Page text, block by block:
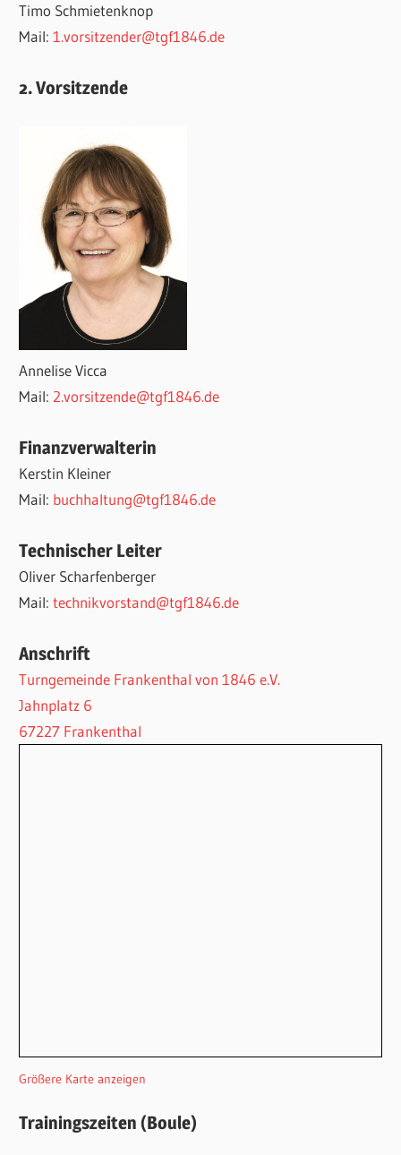
Timo Schmietenknop
Mail:1.vorsitzender@tgf1846.de
2. Vorsitzende
Annelise Vicca
Mail: 2.vorsitzende@tgf1846.de
Finanzverwalterin
Kerstin Kleiner
Mail: buchhaltung@tgf1846.de
Technischer Leiter
Oliver Scharfenberger
Mail:technikvorstand@tgf1846.de
Anschrift
Turngemeinde Frankenthal von 1846 e.V.
Jahnplatz 6
67227 Frankenthal
Größere Karte anzeigen
Trainingszeiten (Boule)